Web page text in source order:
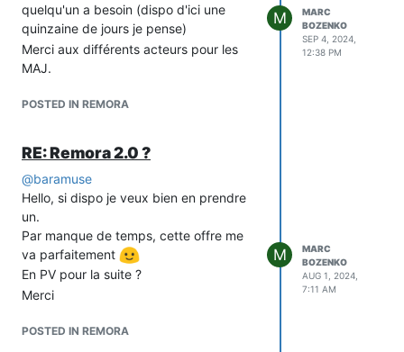
quelqu'un a besoin (dispo d'ici une
quinzaine de jours je pense)
Merci aux différents acteurs pour les
MAJ.
POSTED IN REMORA
M
MARC
BOZENKO
SEP 4, 2024,
12:38 PM
RE: Remora 2.0 ?
@baramuse
Hello, si dispo je veux bien en prendre
un.
Par manque de temps, cette offre me
va parfaitement
En PV pour la suite ?
Merci
POSTED IN REMORA
M
MARC
BOZENKO
AUG 1, 2024,
7:11 AM